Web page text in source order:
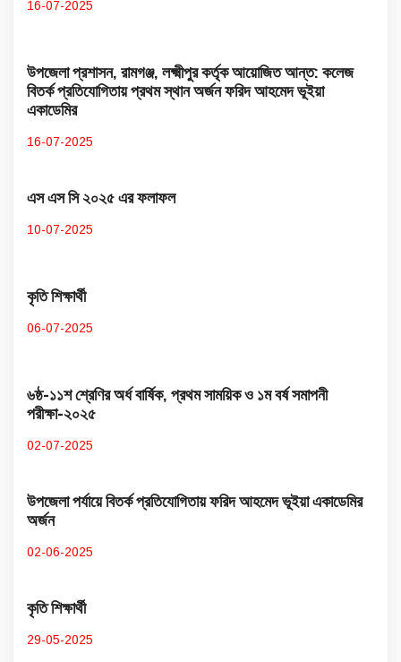
16-07-2025
উপজেলা প্রশাসন, রামগঞ্জ, লক্ষ্মীপুর কর্তৃক আয়োজিত আন্ত: কলেজ
বিতর্ক প্রতিযোগিতায় প্রথম স্থান অর্জন ফরিদ আহমেদ ভূইয়া
একাডেমির
16-07-2025
এস এস সি ২০২৫ এর ফলাফল
10-07-2025
কৃতি শিক্ষার্থী
06-07-2025
৬ষ্ঠ-১১শ শ্রেণির অর্ধ বার্ষিক, প্রথম সাময়িক ও ১ম বর্ষ সমাপনী
পরীক্ষা-২০২৫
02-07-2025
উপজেলা পর্যায়ে বিতর্ক প্রতিযোগিতায় ফরিদ আহমেদ ভূইয়া একাডেমির
অর্জন
02-06-2025
কৃতি শিক্ষার্থী
29-05-2025